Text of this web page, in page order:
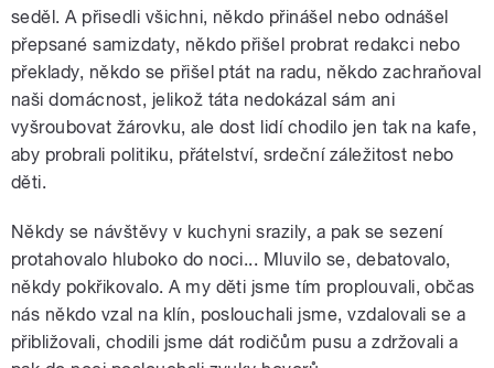
seděl. A přisedli všichni, někdo přinášel nebo odnášel
přepsané samizdaty, někdo přišel probrat redakci nebo
překlady, někdo se přišel ptát na radu, někdo zachraňoval
naši domácnost, jelikož táta nedokázal sám ani
vyšroubovat žárovku, ale dost lidí chodilo jen tak na kafe,
aby probrali politiku, přátelství, srdeční záležitost nebo
děti.
Někdy se návštěvy v kuchyni srazily, a pak se sezení
protahovalo hluboko do noci... Mluvilo se, debatovalo,
někdy pokřikovalo. A my děti jsme tím proplouvali, občas
nás někdo vzal na klín, poslouchali jsme, vzdalovali se a
přibližovali, chodili jsme dát rodičům pusu a zdržovali a